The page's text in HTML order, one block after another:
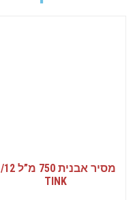
מסיר אבנית 750
TINK